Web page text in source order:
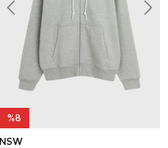
%8
NSW